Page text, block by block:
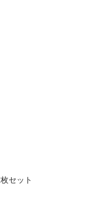
セット